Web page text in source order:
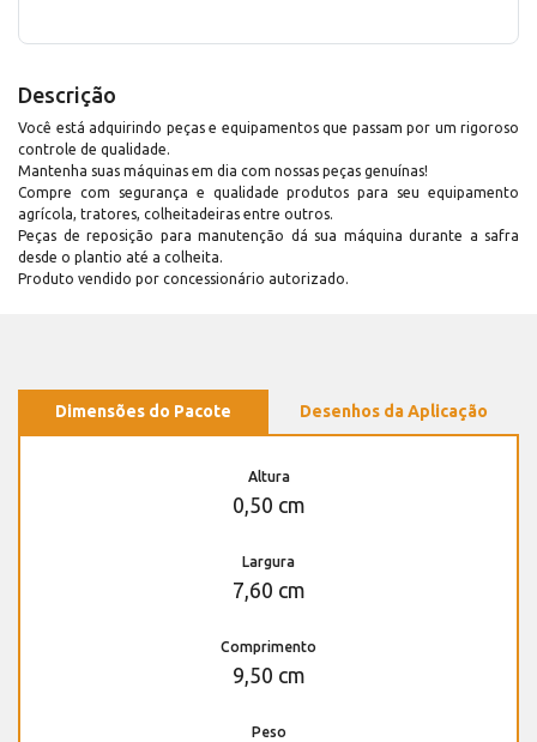
Descrição
Você está adquirindo peças e equipamentos que passam por um rigoroso
controle de qualidade.
Mantenha suas máquinas em dia com nossas peças genuínas!
Compre com segurança e qualidade produtos para seu equipamento
agrícola, tratores, colheitadeiras entre outros.
Peças de reposição para manutenção dá sua máquina durante a safra
desde o plantio até a colheita.
Produto vendido por concessionário autorizado.
Dimensões do Pacote Desenhos da Aplicação
Altura
0,50 cm
Largura
7,60 cm
Comprimento
9,50 cm
Peso